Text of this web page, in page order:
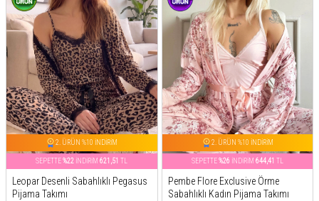
2. ÜRÜN %10 İNDİRİM
SEPETTE%22 İNDİRİM621,51 TL
Leopar Desenli Sabahlıklı Pegasus
Pijama Takımı
2. ÜRÜN %10 İNDİRİM
SEPETTE%26 İNDİRİM 644,41 TL
Pembe Flore Exclusive Örme
Sabahlıklı Kadın Pijama Takımı